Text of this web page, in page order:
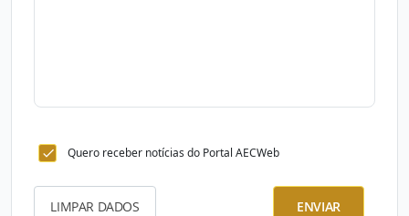
Quero receber notícias do Portal AECWeb
LIMPAR DADOS ENVIAR